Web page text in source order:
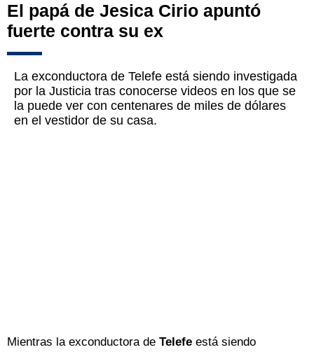
El papá de Jesica Cirio apuntó
fuerte contra su ex
La exconductora de Telefe está siendo investigada
por la Justicia tras conocerse videos en los que se
la puede ver con centenares de miles de dólares
en el vestidor de su casa.
Mientras la exconductora de Telefe está siendo